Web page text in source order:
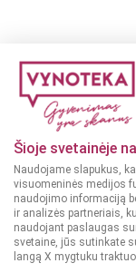
Šioje svetainėje
Naudojame slapukus,
visuomeninės medijos
naudojimo informaciją
ir analizės partneriais,
naudojant paslaugas
svetaine, jūs sutinkate
langą X mygtuku